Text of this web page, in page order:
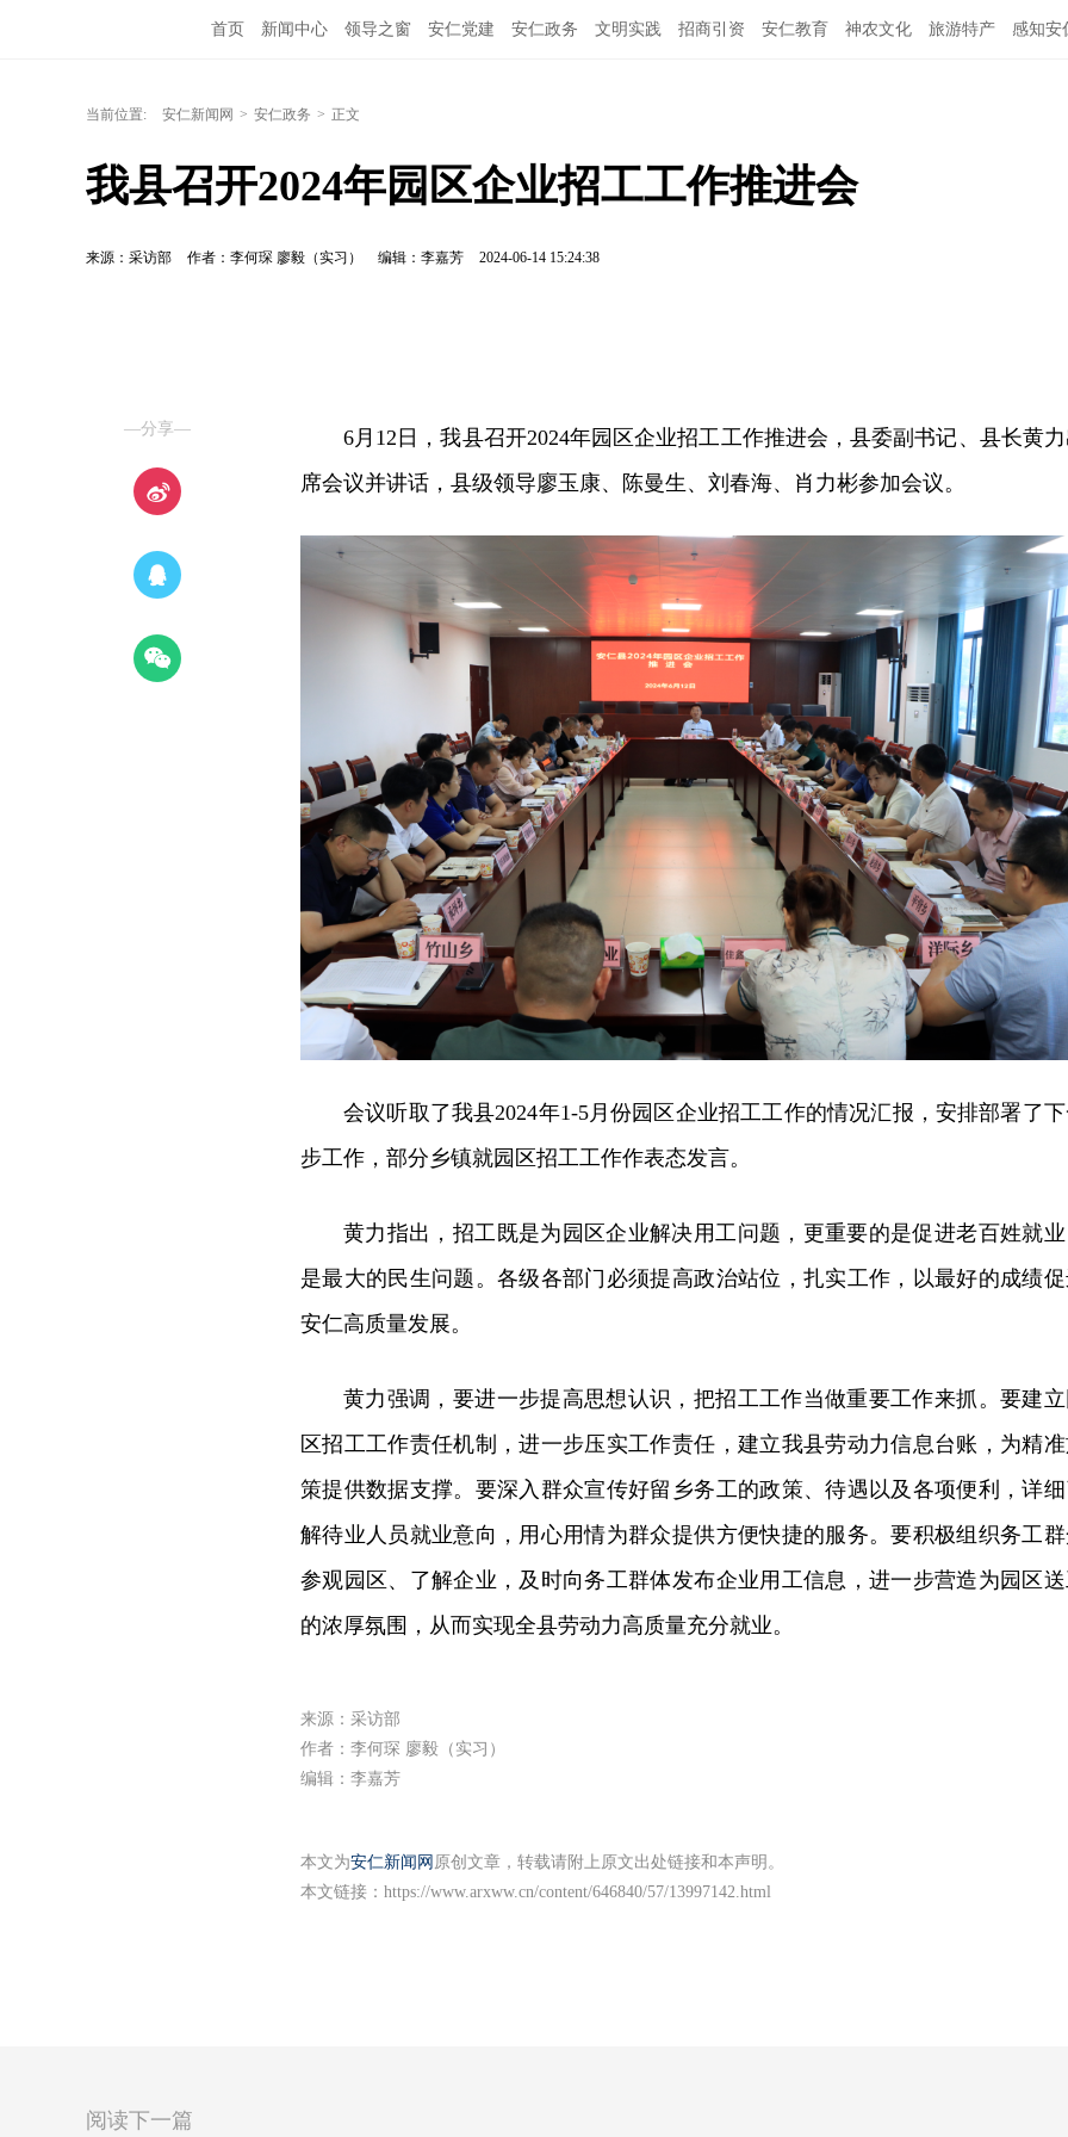
首页 新闻中心 领导之窗 安仁党建 安仁政务 文明实践 招商引资 安仁教育 神农文化 旅游特产 感知安
当前位置: 安仁新闻网 > 安仁政务 > 正文
我县召开2024年园区企业招工工作推进会
来源：采访部 作者：李何琛 廖毅（实习） 编辑：李嘉芳 2024-06-14 15:24:38
—分享—
6月12日，我县召开2024年园区企业招工工作推进会，县委副书记、县长黄
席会议并讲话，县级领导廖玉康、陈曼生、刘春海、肖力彬参加会议。
会议听取了我县2024年1-5月份园区企业招工工作的情况汇报，安排部署了
步工作，部分乡镇就园区招工工作作表态发言。
黄力指出，招工既是为园区企业解决用工问题，更重要的是促进老百姓就
是最大的民生问题。各级各部门必须提高政治站位，扎实工作，以最好的成绩
安仁高质量发展。
黄力强调，要进一步提高思想认识，把招工工作当做重要工作来抓。要建
区招工工作责任机制，进一步压实工作责任，建立我县劳动力信息台账，为精
策提供数据支撑。要深入群众宣传好留乡务工的政策、待遇以及各项便利，详
解待业人员就业意向，用心用情为群众提供方便快捷的服务。要积极组织务工
参观园区、了解企业，及时向务工群体发布企业用工信息，进一步营造为园区
的浓厚氛围，从而实现全县劳动力高质量充分就业。
来源：采访部
作者：李何琛 廖毅（实习）
编辑：李嘉芳
本文为安仁新闻网 原创文章，转载请附上原文出处链接和本声明。
本文链接： https://www.arxww.cn/content/646840/57/13997142.html
阅读下一篇